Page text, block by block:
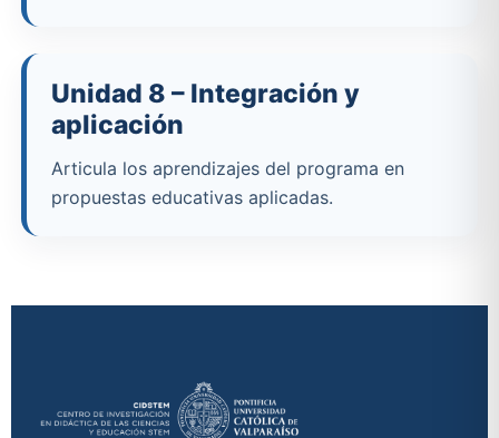
Unidad 8 – Integración y
aplicación
Articula los aprendizajes del programa en
propuestas educativas aplicadas.